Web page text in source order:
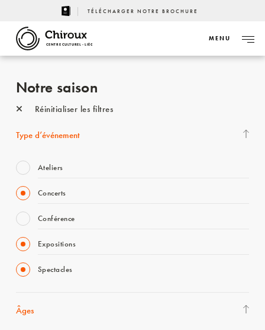
TÉLÉCHARGER NOTRE BROCHURE
CENTRE CULTUREL - LIÈGE
MENU
Notre saison
Réinitialiser les filtres
Type d’événement
Ateliers
Concerts
Conférence
Expositions
Spectacles
Âges